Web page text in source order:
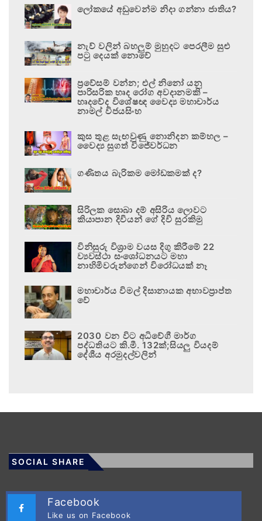
ලෝකයේ අඩුවෙන්ම නිදා ගන්නා ජාතිය?
නැව් වලින් බහලුම් මුහුදට පෙරලීම සුළු
පටු දෙයක් නොවේ
ප්‍රවේසම් වන්න; එල් නිනෝ යනු
පාරිසරික හෘද රෝග අවදානමකි –
හෘදවේද විශේෂඥ වෛද්‍ය මහාචාර්ය
නාමල් විජයසිංහ
කුස තුළ සැඟවුණු නොනිදන කම්හල –
වෛද්‍ය සුගත් විජේවර්ධන
ගණිතය බැරිකම මෝඩකමක් ද?
සිරිලක සොබා දම් අසිරිය ලොවට
කියාපාන දිවියන් ගේ දිවි සුරකිමු
විනිසුරු විශ්‍රාම වයස දිගු කිරීමේ 22
ව්‍යවස්ථා සංශෝධනයට මහා
නාහිමිවරුන්ගෙන් විරෝධයක් නෑ
මහාචාර්ය විමල් දිසානායක අභාවප්‍රාප්ත
වේ
2030 වන විට අධිවේගී මාර්ග
පද්ධතියට කි.මී. 132ක්;සියලු වියදම්
දේශීය අරමුදල්වලින්
SOCIAL SHARE
Facebook
Like us on Facebook